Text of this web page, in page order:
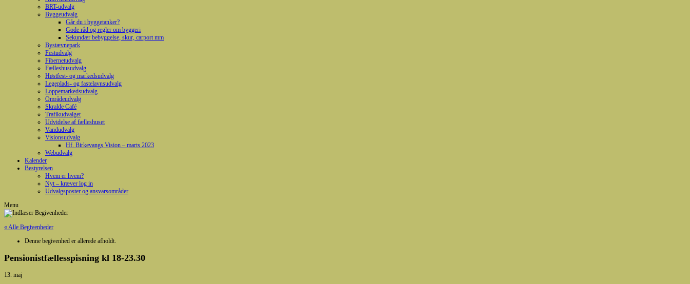
BRT-udvalg
Byggeudvalg
Går du i byggetanker?
Gode råd og regler om byggeri
Sekundær bebyggelse, skur, carport mm
Bystævnepark
Festudvalg
Fibernetudvalg
Fælleshusudvalg
Høstfest- og markedsudvalg
Legeplads- og fastelavnsudvalg
Loppemarkedsudvalg
Områdeudvalg
Skralde Café
Trafikudvalget
Udvidelse af fælleshuset
Vandudvalg
Visionsudvalg
Hf. Birkevangs Vision – marts 2023
Webudvalg
Kalender
Bestyrelsen
Hvem er hvem?
Nyt – kræver log in
Udvalgsposter og ansvarsområder
Menu
« Alle Begivenheder
Denne begivenhed er allerede afholdt.
Pensionistfællesspisning kl 18-23.30
13. maj